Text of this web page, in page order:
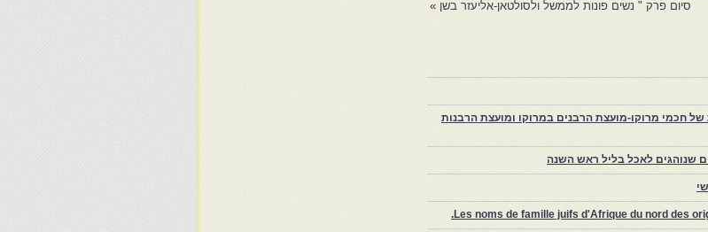
סיום פרק " נשים פונות לממשל ולסולטאן-אליעזר בשן »
חכמי מרוקו-מועצת הרבנים במרוקו ומועצת הרבנות
שנוהגים לאכל בליל ראש השנה
Les noms de famille juifs d'Afrique du nord des